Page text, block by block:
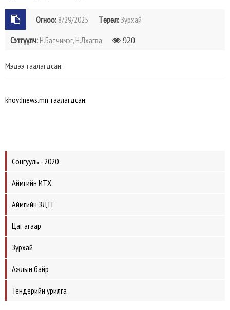
Огноо: 8/29/2025 Төрөл:Зурхай
Сэтгүүлч: Н.Батчимэг, Н.Лхагва 920
Мэдээ таалагдсан:
khovdnews.mn таалагдсан:
Сонгууль - 2020
Аймгийн ИТХ
Аймгийн ЗДТГ
Цаг агаар
Зурхай
Ажлын байр
Тендерийн урилга